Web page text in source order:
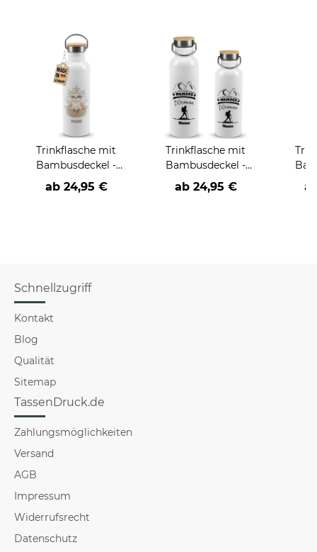
Trinkflasche mit
Bambusdeckel -
Faultier - mit Name -
Weiß
ab 24,95 €
Trinkflasche mit
Bambusdeckel -
Wander Woman -
mit Name - Weiß
ab 24,95 €
Schnellzugriff
Kontakt
Blog
Qualität
Sitemap
TassenDruck.de
Zahlungsmöglichkeiten
Versand
AGB
Impressum
Widerrufsrecht
Datenschutz